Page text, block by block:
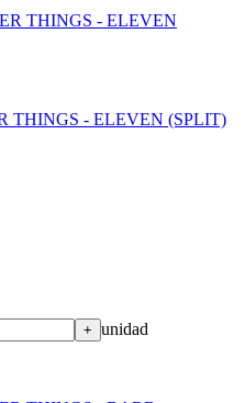
THINGS - ELEVEN (SPLIT)
+ unidad